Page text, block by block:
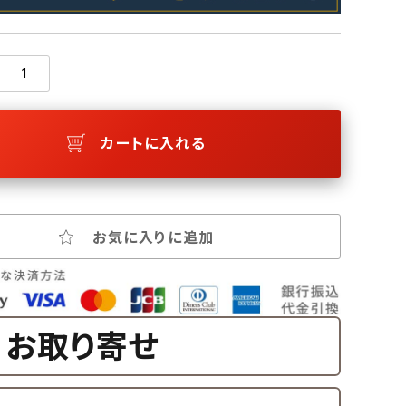
カートに入れる
お気に入りに追加
お取り寄せ